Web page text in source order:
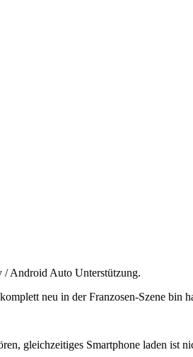
/ Android Auto Unterstützung.
neu in der Franzosen-Szene bin
gleichzeitiges Smartphone laden ist